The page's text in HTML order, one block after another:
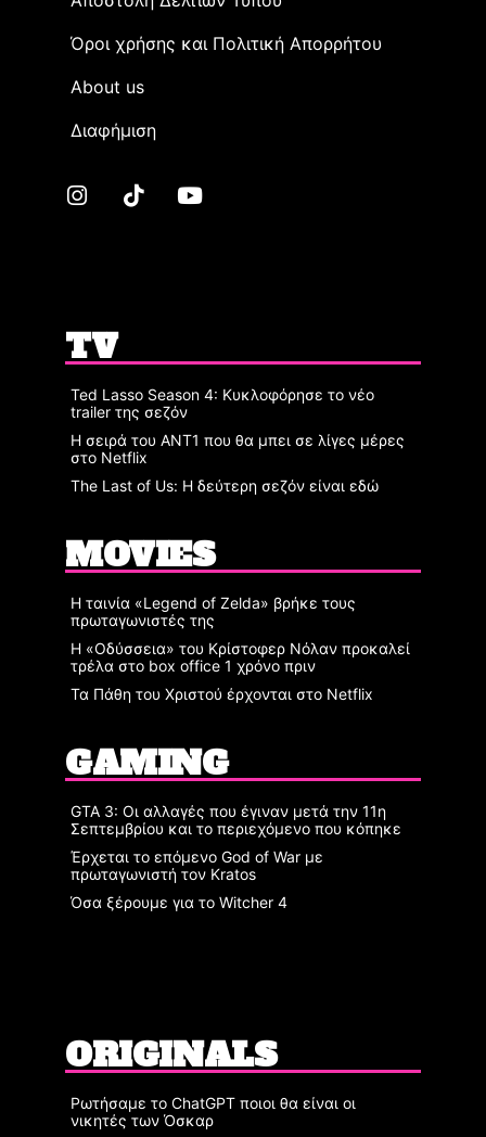
Όροι χρήσης και Πολιτική Απορρήτου
Αbout us
Διαφήμιση
TV
Ted Lasso Season 4: Κυκλοφόρησε το νέο
trailer της σεζόν
Η σειρά του ΑΝΤ1 που θα μπει σε λίγες μέρες
στο Netflix
The Last of Us: Η δεύτερη σεζόν είναι εδώ
MOVIES
Η ταινία «Legend of Zelda» βρήκε τους
πρωταγωνιστές της
Η «Οδύσσεια» του Κρίστοφερ Νόλαν προκαλεί
τρέλα στο box office 1 χρόνο πριν
Τα Πάθη του Χριστού έρχονται στο Netflix
GAMING
GTA 3: Οι αλλαγές που έγιναν μετά την 11η
Σεπτεμβρίου και το περιεχόμενο που κόπηκε
Έρχεται το επόμενο God of War με
πρωταγωνιστή τον Kratos
Όσα ξέρουμε για το Witcher 4
ORIGINALS
Ρωτήσαμε το ChatGPT ποιοι θα είναι οι
νικητές των Όσκαρ